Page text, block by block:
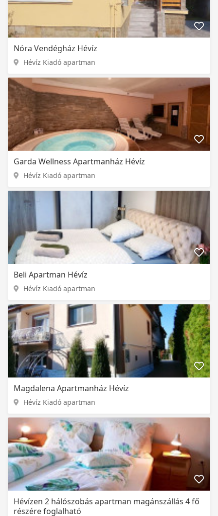
Nóra Vendégház Hévíz
Hévíz Kiadó apartman
Garda Wellness Apartmanház Hévíz
Hévíz Kiadó apartman
Beli Apartman Hévíz
Hévíz Kiadó apartman
Magdalena Apartmanház Hévíz
Hévíz Kiadó apartman
Hévízen 2 hálószobás apartman magánszállás 4 fő
részére foglalható